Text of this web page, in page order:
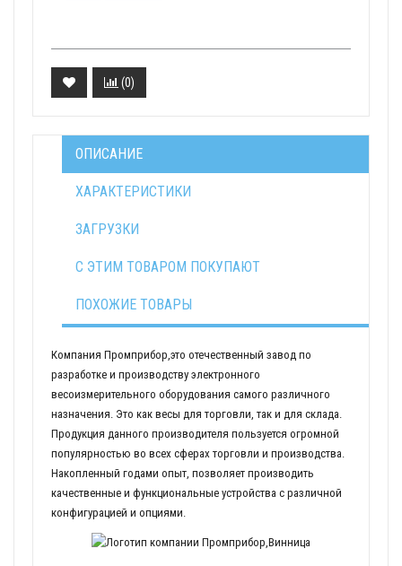
(0)
ОПИСАНИЕ
ХАРАКТЕРИСТИКИ
ЗАГРУЗКИ
С ЭТИМ ТОВАРОМ ПОКУПАЮТ
ПОХОЖИЕ ТОВАРЫ
Компания Промприбор,это отечественный завод по
разработке и производству электронного
весоизмерительного оборудования самого различного
назначения. Это как весы для торговли, так и для склада.
Продукция данного производителя пользуется огромной
популярностью во всех сферах торговли и производства.
Накопленный годами опыт, позволяет производить
качественные и функциональные устройства с различной
конфигурацией и опциями.